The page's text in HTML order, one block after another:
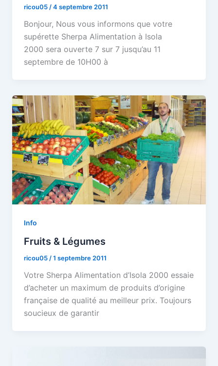
ricou05 /4 septembre 2011
Bonjour, Nous vous informons que votre
supérette Sherpa Alimentation à Isola
2000 sera ouverte 7 sur 7 jusqu’au 11
septembre de 10H00 à
Info
Fruits & Légumes
ricou05 /1 septembre 2011
Votre Sherpa Alimentation d’Isola 2000 essaie
d’acheter un maximum de produits d’origine
française de qualité au meilleur prix. Toujours
soucieux de garantir